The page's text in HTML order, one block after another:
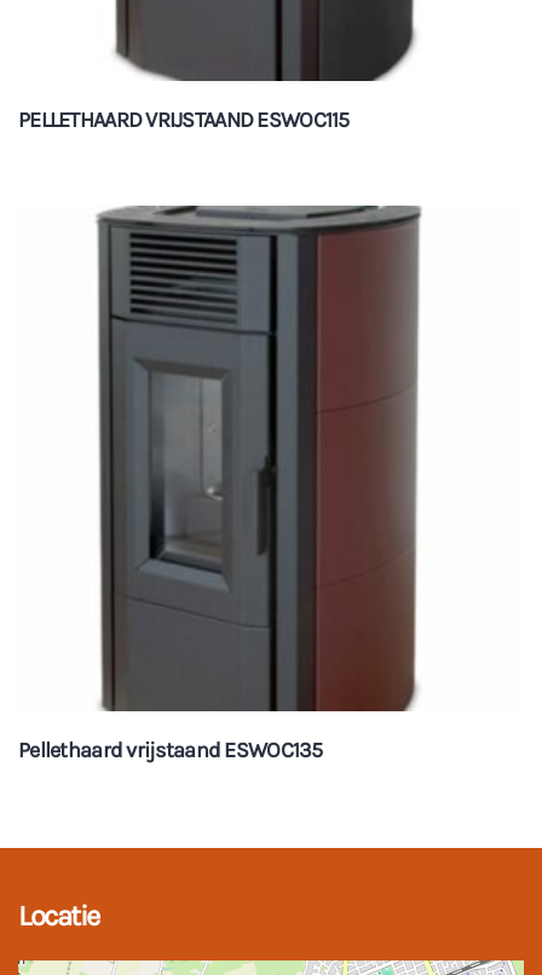
PELLETHAARD VRIJSTAAND ESWOC115
Pellethaard vrijstaand ESWOC135
Locatie